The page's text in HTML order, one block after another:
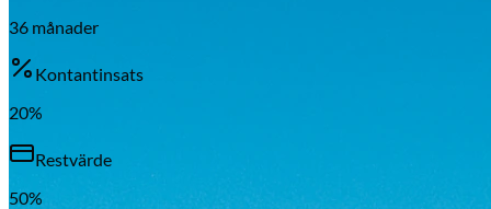
Honda
36 månader
Kontantinsats
20%
Restvärde
50%